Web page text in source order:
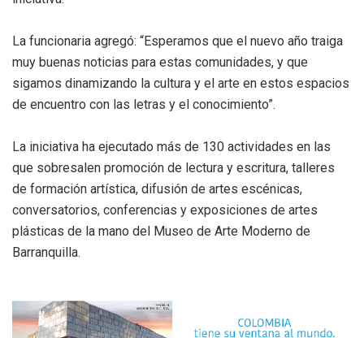
La funcionaria agregó: “Esperamos que el nuevo año traiga
muy buenas noticias para estas comunidades, y que
sigamos dinamizando la cultura y el arte en estos espacios
de encuentro con las letras y el conocimiento”.
La iniciativa ha ejecutado más de 130 actividades en las
que sobresalen promoción de lectura y escritura, talleres
de formación artística, difusión de artes escénicas,
conversatorios, conferencias y exposiciones de artes
plásticas de la mano del Museo de Arte Moderno de
Barranquilla.